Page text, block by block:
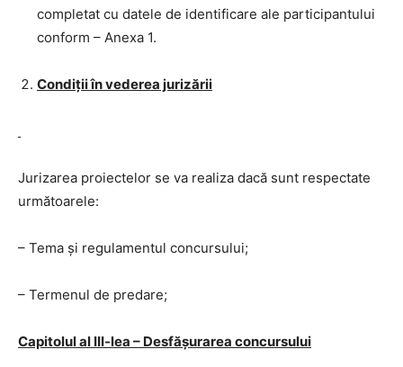
completat cu datele de identificare ale participantului
conform – Anexa 1.
Condiții în vederea jurizării
Jurizarea proiectelor se va realiza dacă sunt respectate
următoarele:
– Tema și regulamentul concursului;
– Termenul de predare;
Capitolul al III-lea – Desfășurarea concursului